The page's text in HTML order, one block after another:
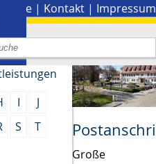
Presse | Kontakt | Impressum
I
J
S
T
Große